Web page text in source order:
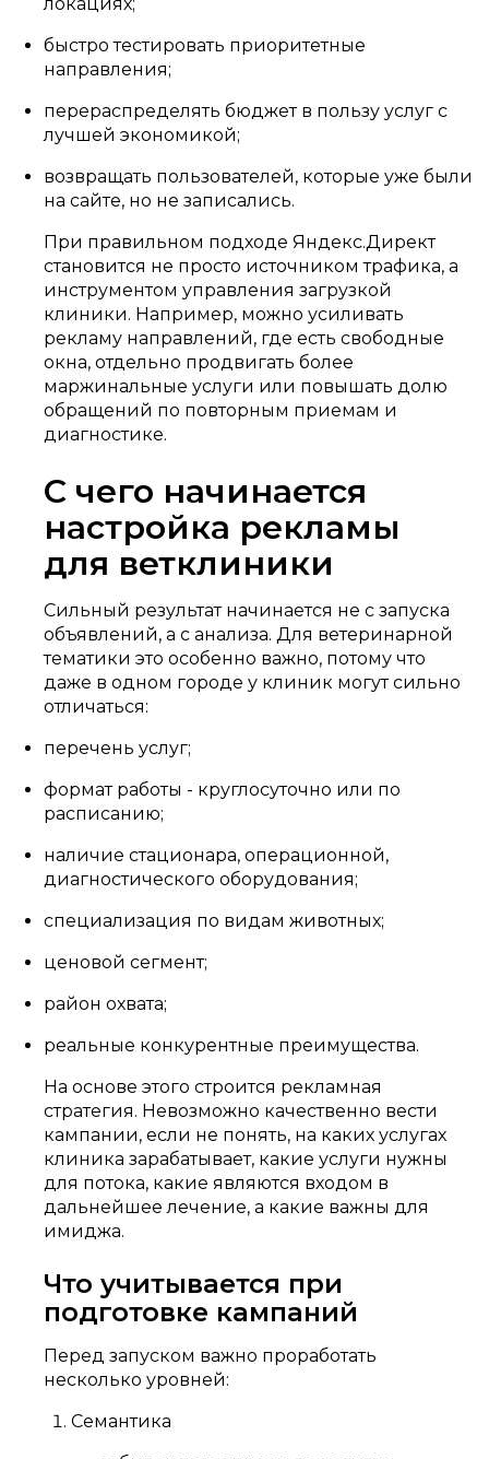
локациях;
быстро тестировать приоритетные
направления;
перераспределять бюджет в пользу услуг с
лучшей экономикой;
возвращать пользователей, которые уже были
на сайте, но не записались.
При правильном подходе Яндекс.Директ
становится не просто источником трафика, а
инструментом управления загрузкой
клиники. Например, можно усиливать
рекламу направлений, где есть свободные
окна, отдельно продвигать более
маржинальные услуги или повышать долю
обращений по повторным приемам и
диагностике.
С чего начинается
настройка рекламы
для ветклиники
Сильный результат начинается не с запуска
объявлений, а с анализа. Для ветеринарной
тематики это особенно важно, потому что
даже в одном городе у клиник могут сильно
отличаться:
перечень услуг;
формат работы - круглосуточно или по
расписанию;
наличие стационара, операционной,
диагностического оборудования;
специализация по видам животных;
ценовой сегмент;
район охвата;
реальные конкурентные преимущества.
На основе этого строится рекламная
стратегия. Невозможно качественно вести
кампании, если не понять, на каких услугах
клиника зарабатывает, какие услуги нужны
для потока, какие являются входом в
дальнейшее лечение, а какие важны для
имиджа.
Что учитывается при
подготовке кампаний
Перед запуском важно проработать
несколько уровней:
Семантика